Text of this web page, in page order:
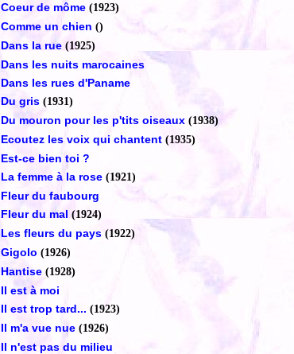
Coeur de môme (1923)
Comme un chien ()
Dans la rue (1925)
Dans les nuits marocaines
Dans les rues d'Paname
Du gris (1931)
Du mouron pour les p'tits oiseaux (1938)
Ecoutez les voix qui chantent (1935)
Est-ce bien toi ?
La femme à la rose (1921)
Fleur du faubourg
Fleur du mal (1924)
Les fleurs du pays (1922)
Gigolo (1926)
Hantise (1928)
Il est à moi
Il est trop tard... (1923)
Il m'a vue nue (1926)
Il n'est pas du milieu